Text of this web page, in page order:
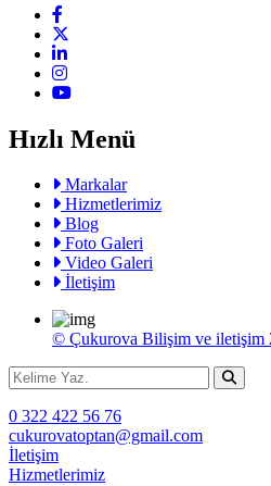
Hızlı Menü
Markalar
Hizmetlerimiz
Blog
Foto Galeri
Video Galeri
İletişim
© Çukurova Bilişim ve iletişim
0 322 422 56 76
cukurovatoptan@gmail.com
İletişim
Hizmetlerimiz